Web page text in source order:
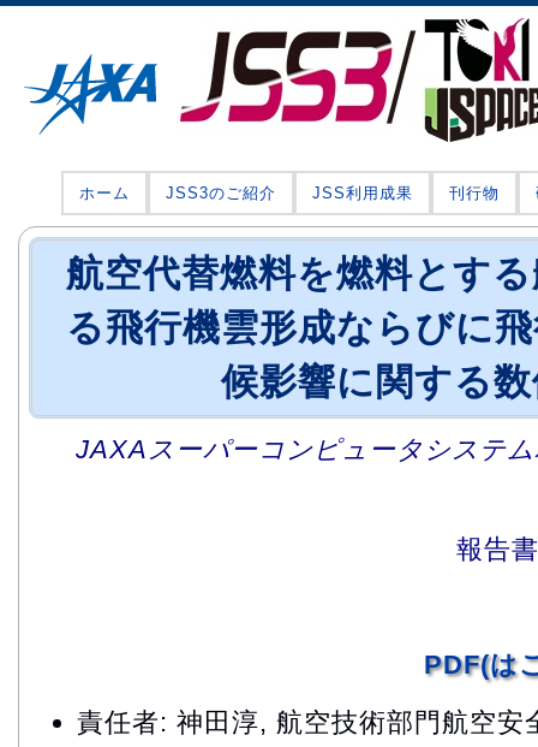
ホーム JSS3のご紹介 JSS利用成果 刊行物
航空代替燃料を燃料とす
る飛行機雲形成ならびに
候影響に関する
JAXAスーパーコンピュータシステ
報告
PDF(は
責任者: 神田淳, 航空技術部門航空